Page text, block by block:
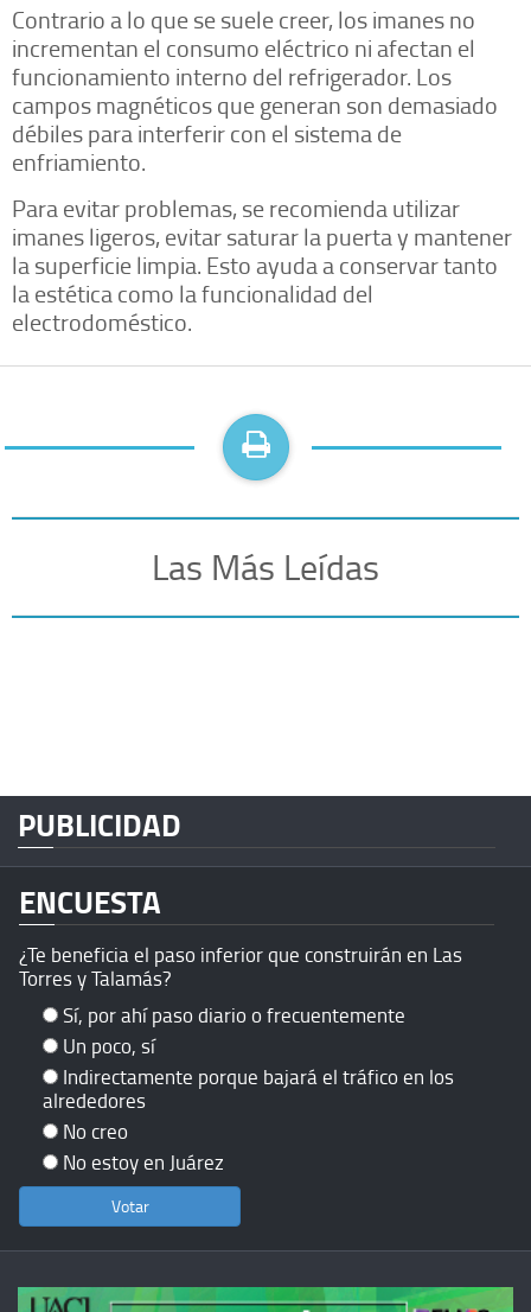
Contrario a lo que se suele creer, los imanes no
incrementan el consumo eléctrico ni afectan el
funcionamiento interno del refrigerador. Los
campos magnéticos que generan son demasiado
débiles para interferir con el sistema de
enfriamiento.
Para evitar problemas, se recomienda utilizar
imanes ligeros, evitar saturar la puerta y mantener
la superficie limpia. Esto ayuda a conservar tanto
la estética como la funcionalidad del
electrodoméstico.
Las Más Leídas
PUBLICIDAD
ENCUESTA
¿Te beneficia el paso inferior que construirán en Las
Torres y Talamás?
Sí, por ahí paso diario o frecuentemente
Un poco, sí
Indirectamente porque bajará el tráfico en los
alrededores
No creo
No estoy en Juárez